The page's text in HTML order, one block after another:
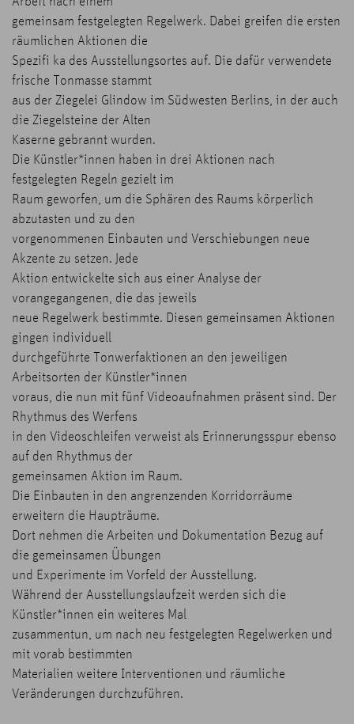
gemeinsam festgelegten Regelwerk. Dabei greifen die ersten
räumlichen Aktionen die
Spezifi ka des Ausstellungsortes auf. Die dafür verwendete
frische Tonmasse stammt
aus der Ziegelei Glindow im Südwesten Berlins, in der auch
die Ziegelsteine der Alten
Kaserne gebrannt wurden.
Die Künstler*innen haben in drei Aktionen nach
festgelegten Regeln gezielt im
Raum geworfen, um die Sphären des Raums körperlich
abzutasten und zu den
vorgenommenen Einbauten und Verschiebungen neue
Akzente zu setzen. Jede
Aktion entwickelte sich aus einer Analyse der
vorangegangenen, die das jeweils
neue Regelwerk bestimmte. Diesen gemeinsamen Aktionen
gingen individuell
durchgeführte Tonwerfaktionen an den jeweiligen
Arbeitsorten der Künstler*innen
voraus, die nun mit fünf Videoaufnahmen präsent sind. Der
Rhythmus des Werfens
in den Videoschleifen verweist als Erinnerungsspur ebenso
auf den Rhythmus der
gemeinsamen Aktion im Raum.
Die Einbauten in den angrenzenden Korridorräume
erweitern die Haupträume.
Dort nehmen die Arbeiten und Dokumentation Bezug auf
die gemeinsamen Übungen
und Experimente im Vorfeld der Ausstellung.
Während der Ausstellungslaufzeit werden sich die
Künstler*innen ein weiteres Mal
zusammentun, um nach neu festgelegten Regelwerken und
mit vorab bestimmten
Materialien weitere Interventionen und räumliche
Veränderungen durchzuführen.